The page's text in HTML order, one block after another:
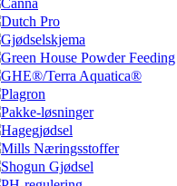
Canna
Dutch Pro
Gjødselskjema
Green House Powder Feeding
GHE®/Terra Aquatica®
Plagron
Pakke-løsninger
Hagegjødsel
Mills Næringsstoffer
Shogun Gjødsel